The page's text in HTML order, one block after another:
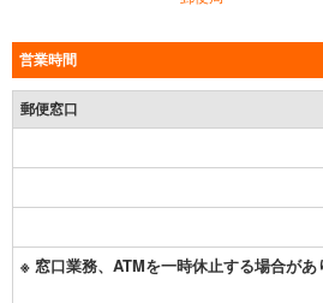
営業時間
郵便窓口
※ 窓口業務、ATMを一時休止する場合があ